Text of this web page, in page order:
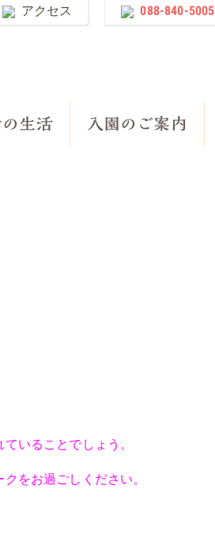
アクセス 088-840-5005
の生活 入園のご案内
いることでしょう。
をお過ごしください。